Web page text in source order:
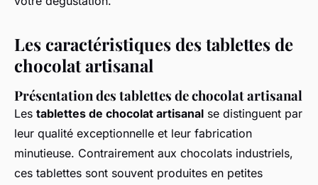
Les caractéristiques des tablettes de
chocolat artisanal
Présentation des tablettes de chocolat artisanal
Les tablettes de chocolat artisanal se distinguent par
leur qualité exceptionnelle et leur fabrication
minutieuse. Contrairement aux chocolats industriels,
ces tablettes sont souvent produites en petites